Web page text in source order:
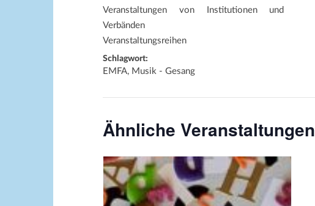
Veranstaltungen von Institutionen und
Verbänden
Veranstaltungsreihen
Schlagwort:
EMFA, Musik - Gesang
Ähnliche Veranstaltungen